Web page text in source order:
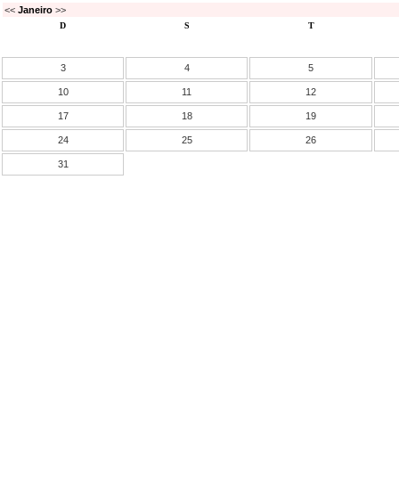
<< Janeiro >>
D S T
3 4 5
10 11 12
17 18 19
24 25 26
31